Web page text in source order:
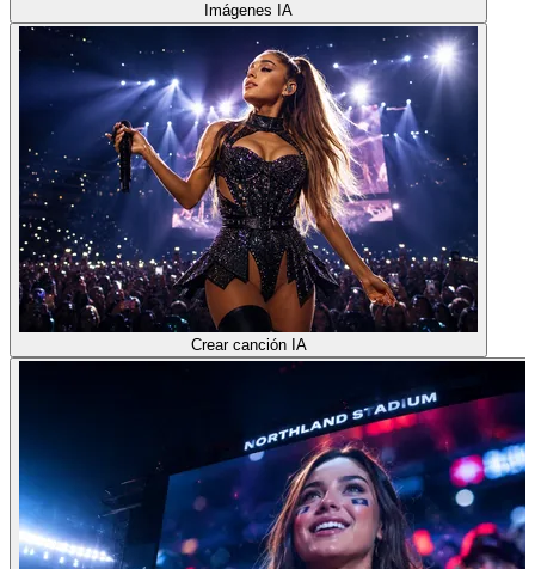
Imágenes IA
Crear canción IA